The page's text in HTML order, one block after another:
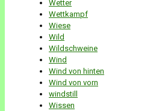
Wetter
Wettkampf
Wiese
Wild
Wildschweine
Wind
Wind von hinten
Wind von vorn
windstill
Wissen